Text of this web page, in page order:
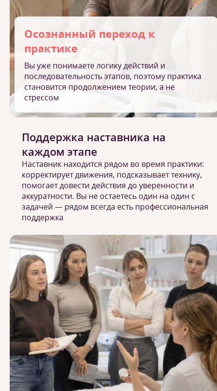
Осознанный переход к
практике
Вы уже понимаете логику действий и
последовательность этапов, поэтому практика
становится продолжением теории, а не
стрессом
Поддержка наставника на
каждом этапе
Наставник находится рядом во время практики:
корректирует движения, подсказывает технику,
помогает довести действия до уверенности и
аккуратности. Вы не остаетесь один на один с
задачей — рядом всегда есть профессиональная
поддержка